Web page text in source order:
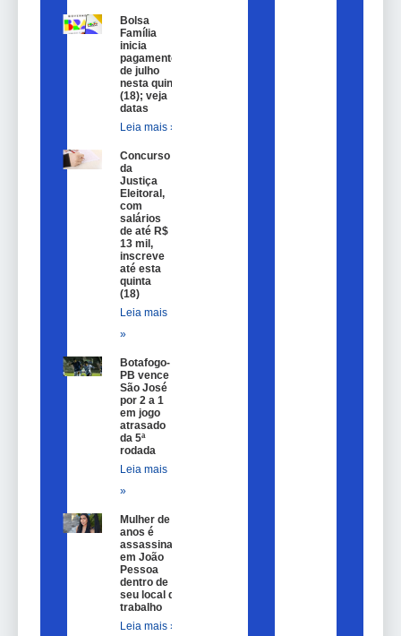
Bolsa
Família
inicia
pagamentos
de julho
nesta quinta
(18); veja
datas
Leia mais »
Concurso
da
Justiça
Eleitoral,
com
salários
de até R$
13 mil,
inscreve
até esta
quinta
(18)
Leia mais
»
Botafogo-
PB vence
São José
por 2 a 1
em jogo
atrasado
da 5ª
rodada
Leia mais
»
Mulher de 25
anos é
assassinada
em João
Pessoa
dentro de
seu local de
trabalho
Leia mais »